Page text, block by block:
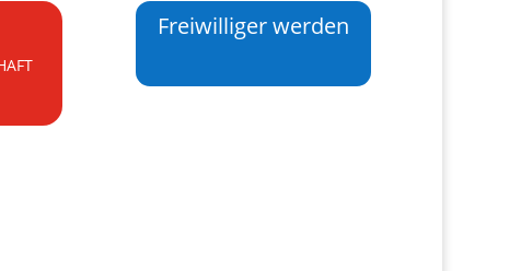
Freiwilliger werden